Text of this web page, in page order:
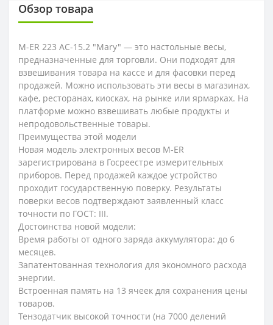
Обзор товара
M-ER 223 AC-15.2 "Mary" — это настольные весы,
предназначенные для торговли. Они подходят для
взвешивания товара на кассе и для фасовки перед
продажей. Можно использовать эти весы в магазинах,
кафе, ресторанах, киосках, на рынке или ярмарках. На
платформе можно взвешивать любые продукты и
непродовольственные товары.
Преимущества этой модели
Новая модель электронных весов M-ER
зарегистрирована в Госреестре измерительных
приборов. Перед продажей каждое устройство
проходит государственную поверку. Результаты
поверки весов подтверждают заявленный класс
точности по ГОСТ: III.
Достоинства новой модели:
Время работы от одного заряда аккумулятора: до 6
месяцев.
Запатентованная технология для экономного расхода
энергии.
Встроенная память на 13 ячеек для сохранения цены
товаров.
Тензодатчик высокой точности (на 7000 делений